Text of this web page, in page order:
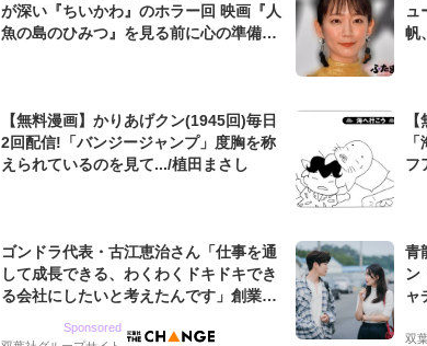
が深い『ちいかわ』のホラー回 映画『人
魚の島のひみつ』を見る前に心の準備
ュ
帆
【無料漫画】かりあげクン(1945回)毎日
2回配信!「バンジージャンプ」度胸を称
えられているのを見て.../植田まさし
フ
ゴンドラ代表・古江恵治さん「仕事を通
して成長できる、わくわくドキドキでき
る会社にしたいと考えたんです」創業来
グ会社のアイデンティティ
Sponsored
青
ン
ャ
双